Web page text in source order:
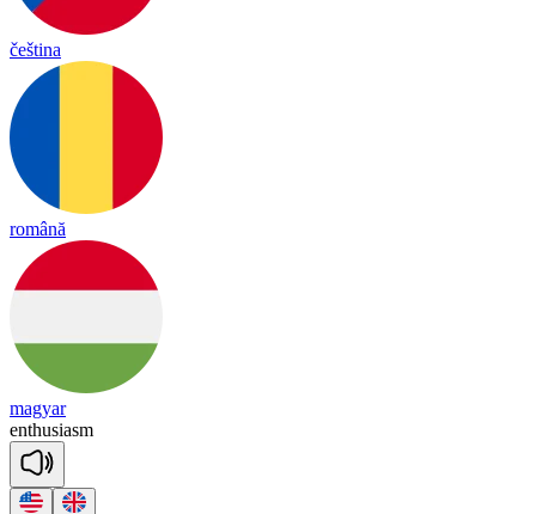
čeština
română
magyar
enthusiasm